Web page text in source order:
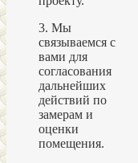
3. Мы
связываемся с
вами для
согласования
дальнейших
действий по
замерам и
оценки
помещения.